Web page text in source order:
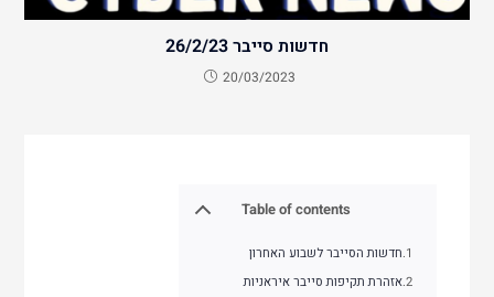
חדשות סייבר 26/2/23
20/03/2023
Table of contents
חדשות הסייבר לשבוע האחרון
אזהרת תקיפות סייבר איראניות